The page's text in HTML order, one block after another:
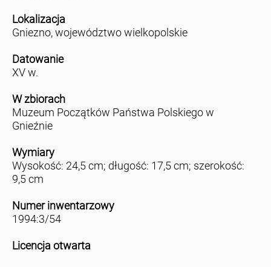
Lokalizacja
Gniezno, województwo wielkopolskie
Datowanie
XV w.
W zbiorach
Muzeum Początków Państwa Polskiego w
Gnieźnie
Wymiary
Wysokość: 24,5 cm; długość: 17,5 cm; szerokość:
9,5 cm
Numer inwentarzowy
1994:3/54
Licencja otwarta